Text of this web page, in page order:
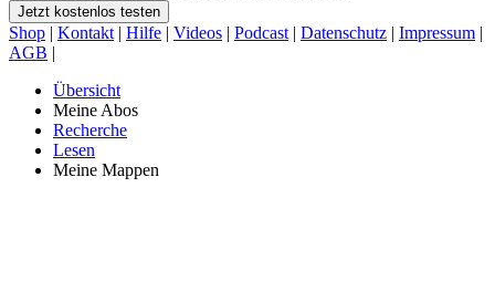
Jetzt kostenlos testen
Shop | Kontakt | Hilfe | Videos | Podcast | Datenschutz | Impressum |
AGB |
Übersicht
Meine Abos
Recherche
Lesen
Meine Mappen